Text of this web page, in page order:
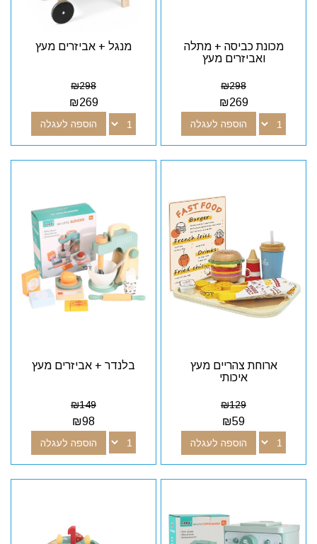
מכונת כביסה + מתלה
ואביזרים מעץ
₪298
₪269
הוספה לעגלה
מנגל + אביזרים מעץ
₪298
₪269
הוספה לעגלה
ארוחת צהריים מעץ
איכותי
₪129
₪59
הוספה לעגלה
בלנדר + אביזרים מעץ
₪149
₪98
הוספה לעגלה